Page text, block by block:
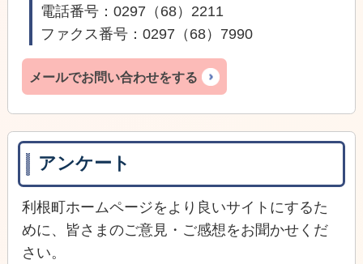
電話番号：0297（68）2211
ファクス番号：0297（68）7990
メールでお問い合わせをする
アンケート
利根町ホームページをより良いサイトにするた
めに、皆さまのご意見・ご感想をお聞かせくだ
さい。